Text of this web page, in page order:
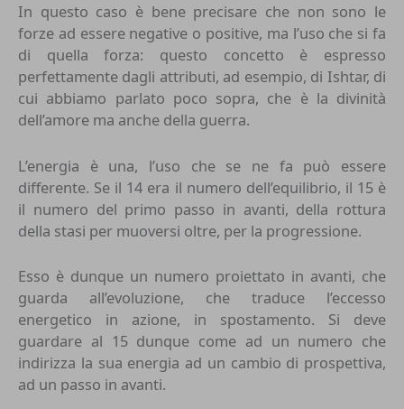
In questo caso è bene precisare che non sono le
forze ad essere negative o positive, ma l’uso che si fa
di quella forza: questo concetto è espresso
perfettamente dagli attributi, ad esempio, di Ishtar, di
cui abbiamo parlato poco sopra, che è la divinità
dell’amore ma anche della guerra.
L’energia è una, l’uso che se ne fa può essere
differente. Se il 14 era il numero dell’equilibrio, il 15 è
il numero del primo passo in avanti, della rottura
della stasi per muoversi oltre, per la progressione.
Esso è dunque un numero proiettato in avanti, che
guarda all’evoluzione, che traduce l’eccesso
energetico in azione, in spostamento. Si deve
guardare al 15 dunque come ad un numero che
indirizza la sua energia ad un cambio di prospettiva,
ad un passo in avanti.